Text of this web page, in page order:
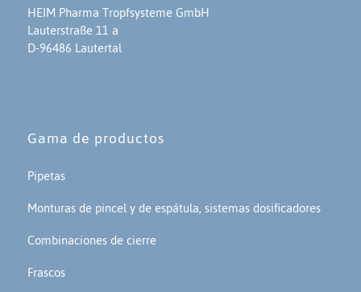
HEIM Pharma Tropfsysteme GmbH
Lauterstraße 11 a
D-96486 Lautertal
Gama de productos
Pipetas
Monturas de pincel y de espátula, sistemas dosificadores
Combinaciones de cierre
Frascos